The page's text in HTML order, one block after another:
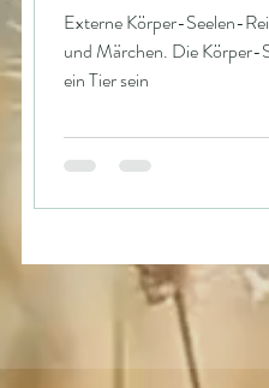
Externe Körper-Seelen-
und Märchen. Die Körper-
ein Tier sein